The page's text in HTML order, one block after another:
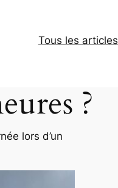
Tous les articles
?
lors d’un